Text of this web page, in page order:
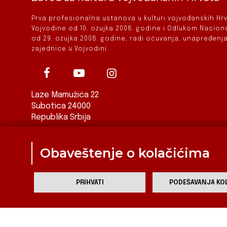
Prva profesionalna ustanova u kulturi vojvođanskih
Vojvodine od 10. ožujka 2008. godine i Odlukom
od 29. ožujka 2008. godine, radi očuvanja,
zajednice u Vojvodini.
Laze Mamužića 22
Subotica 24000
Republika Srbija
Obaveštenje o kolačićima
PRIHVATI PODEŠAVANJA